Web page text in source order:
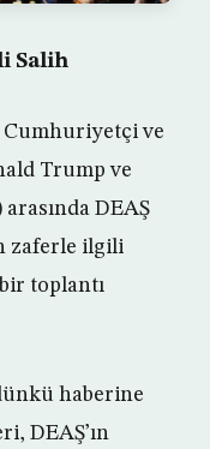
Salih
Cumhuriyetçi ve
Trump ve
DEAŞ
zaferle ilgili
toplantı
haberine
DEAŞ’ın